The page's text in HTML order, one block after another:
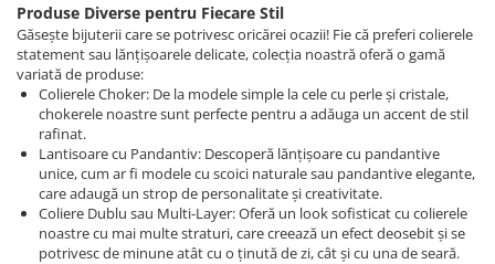
Produse Diverse pentru Fiecare Stil
Găsește bijuterii care se potrivesc oricărei ocazii! Fie că preferi colierele
statement sau lănțișoarele delicate, colecția noastră oferă o gamă
variată de produse:
Colierele Choker: De la modele simple la cele cu perle și cristale,
chokerele noastre sunt perfecte pentru a adăuga un accent de stil
rafinat.
Lantisoare cu Pandantiv: Descoperă lănțișoare cu pandantive
unice, cum ar fi modele cu scoici naturale sau pandantive elegante,
care adaugă un strop de personalitate și creativitate.
Coliere Dublu sau Multi-Layer: Oferă un look sofisticat cu colierele
noastre cu mai multe straturi, care creează un efect deosebit și se
potrivesc de minune atât cu o ținută de zi, cât și cu una de seară.